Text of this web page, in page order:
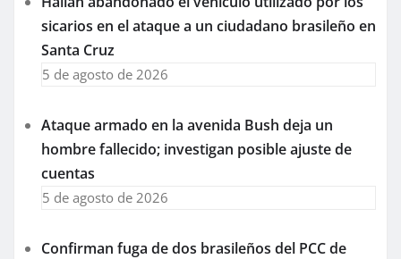
sicarios en el ataque a un ciudadano brasileño en
Santa Cruz
5 de agosto de 2026
Ataque armado en la avenida Bush deja un
hombre fallecido; investigan posible ajuste de
cuentas
5 de agosto de 2026
Confirman fuga de dos brasileños del PCC de